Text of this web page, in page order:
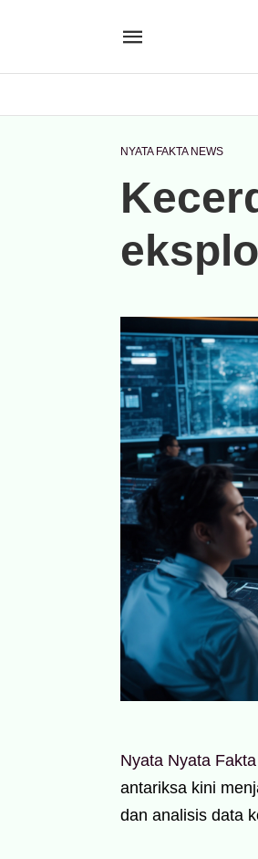
NYATA FAKTA NEWS
Nyata Nyata
antariksa kini
dan analisis data